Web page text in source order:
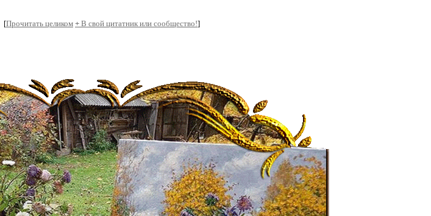
[Прочитать целиком + В свой цитатник или сообщество!]